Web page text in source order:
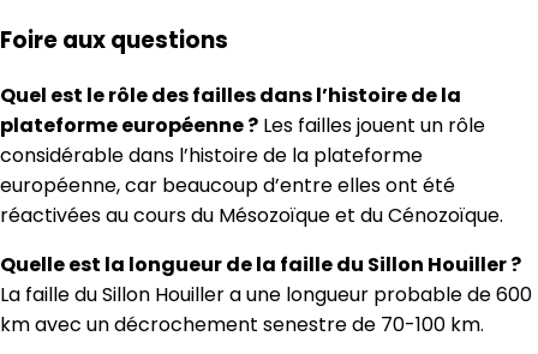
Foire aux questions
Quel est le rôle des failles dans l’histoire de la
plateforme européenne ? Les failles jouent un rôle
considérable dans l’histoire de la plateforme
européenne, car beaucoup d’entre elles ont été
réactivées au cours du Mésozoïque et du Cénozoïque.
Quelle est la longueur de la faille du Sillon Houiller ?
La faille du Sillon Houiller a une longueur probable de 600
km avec un décrochement senestre de 70-100 km.